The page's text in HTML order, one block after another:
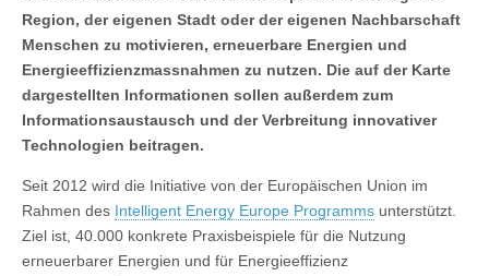
Region, der eigenen Stadt oder der eigenen Nachbarschaft
Menschen zu motivieren, erneuerbare Energien und
Energieeffizienzmassnahmen zu nutzen. Die auf der Karte
dargestellten Informationen sollen außerdem zum
Informationsaustausch und der Verbreitung innovativer
Technologien beitragen.
Seit 2012 wird die Initiative von der Europäischen Union im
Rahmen des Intelligent Energy Europe Programms unterstützt.
Ziel ist, 40.000 konkrete Praxisbeispiele für die Nutzung
erneuerbarer Energien und für Energieeffizienz